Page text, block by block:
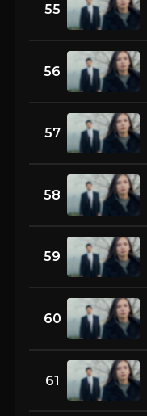
55
56
57
58
59
60
61